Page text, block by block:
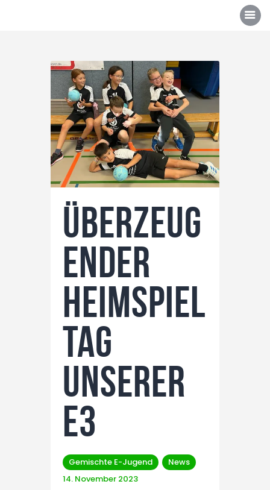
Über uns
Mannschaften
News/Events
Sponsoren
Kontakt
Gallerie
Shop
Überzeug
ender
Heimspiel
tag
unserer
E3
Gemischte E-Jugend
News
14. November 2023